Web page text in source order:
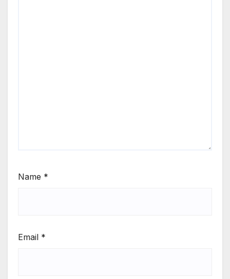
Name *
Email *